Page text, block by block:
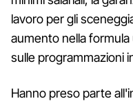
lavoro per gli
aumento nella formula
sulle programmazioni
Hanno preso parte